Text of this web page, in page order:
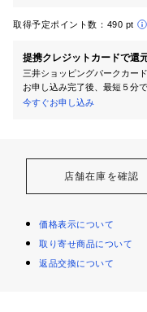
取得予定ポイント数： 490 pt
提携クレジットカードで還
三井ショッピングパークカー
お申し込み完了後、最短５分
今すぐお申し込み
店舗在庫を確認
価格表示について
取り寄せ商品について
返品交換について